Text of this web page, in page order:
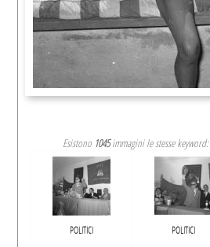
Esistono 1045immagini le stesse keyword:
POLITICI POLITICI